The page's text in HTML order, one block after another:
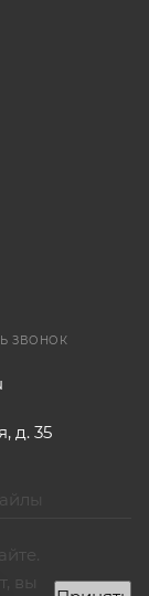
ЗВОНОК
д. 35
вы